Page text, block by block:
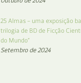
25 Almas – uma exposição
trilogia de BD de Ficção
do Mundo”
Setembro de 2024